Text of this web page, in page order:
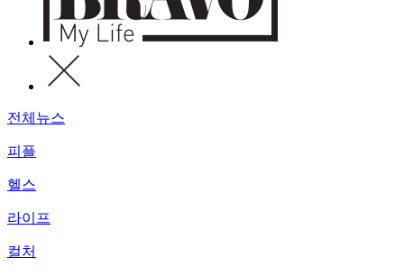
전체뉴스
피플
헬스
라이프
컬처